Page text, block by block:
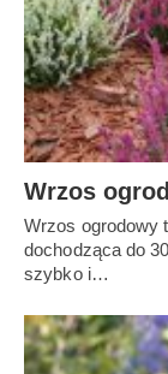
Wrzos
Wrzos ogrodowy
dochodząca do
szybko i…